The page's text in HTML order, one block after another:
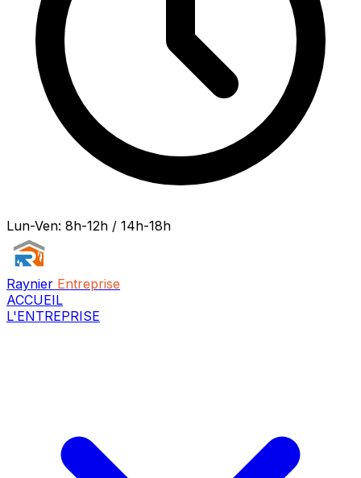
Lun-Ven: 8h-12h / 14h-18h
Raynier Entreprise
ACCUEIL
L'ENTREPRISE